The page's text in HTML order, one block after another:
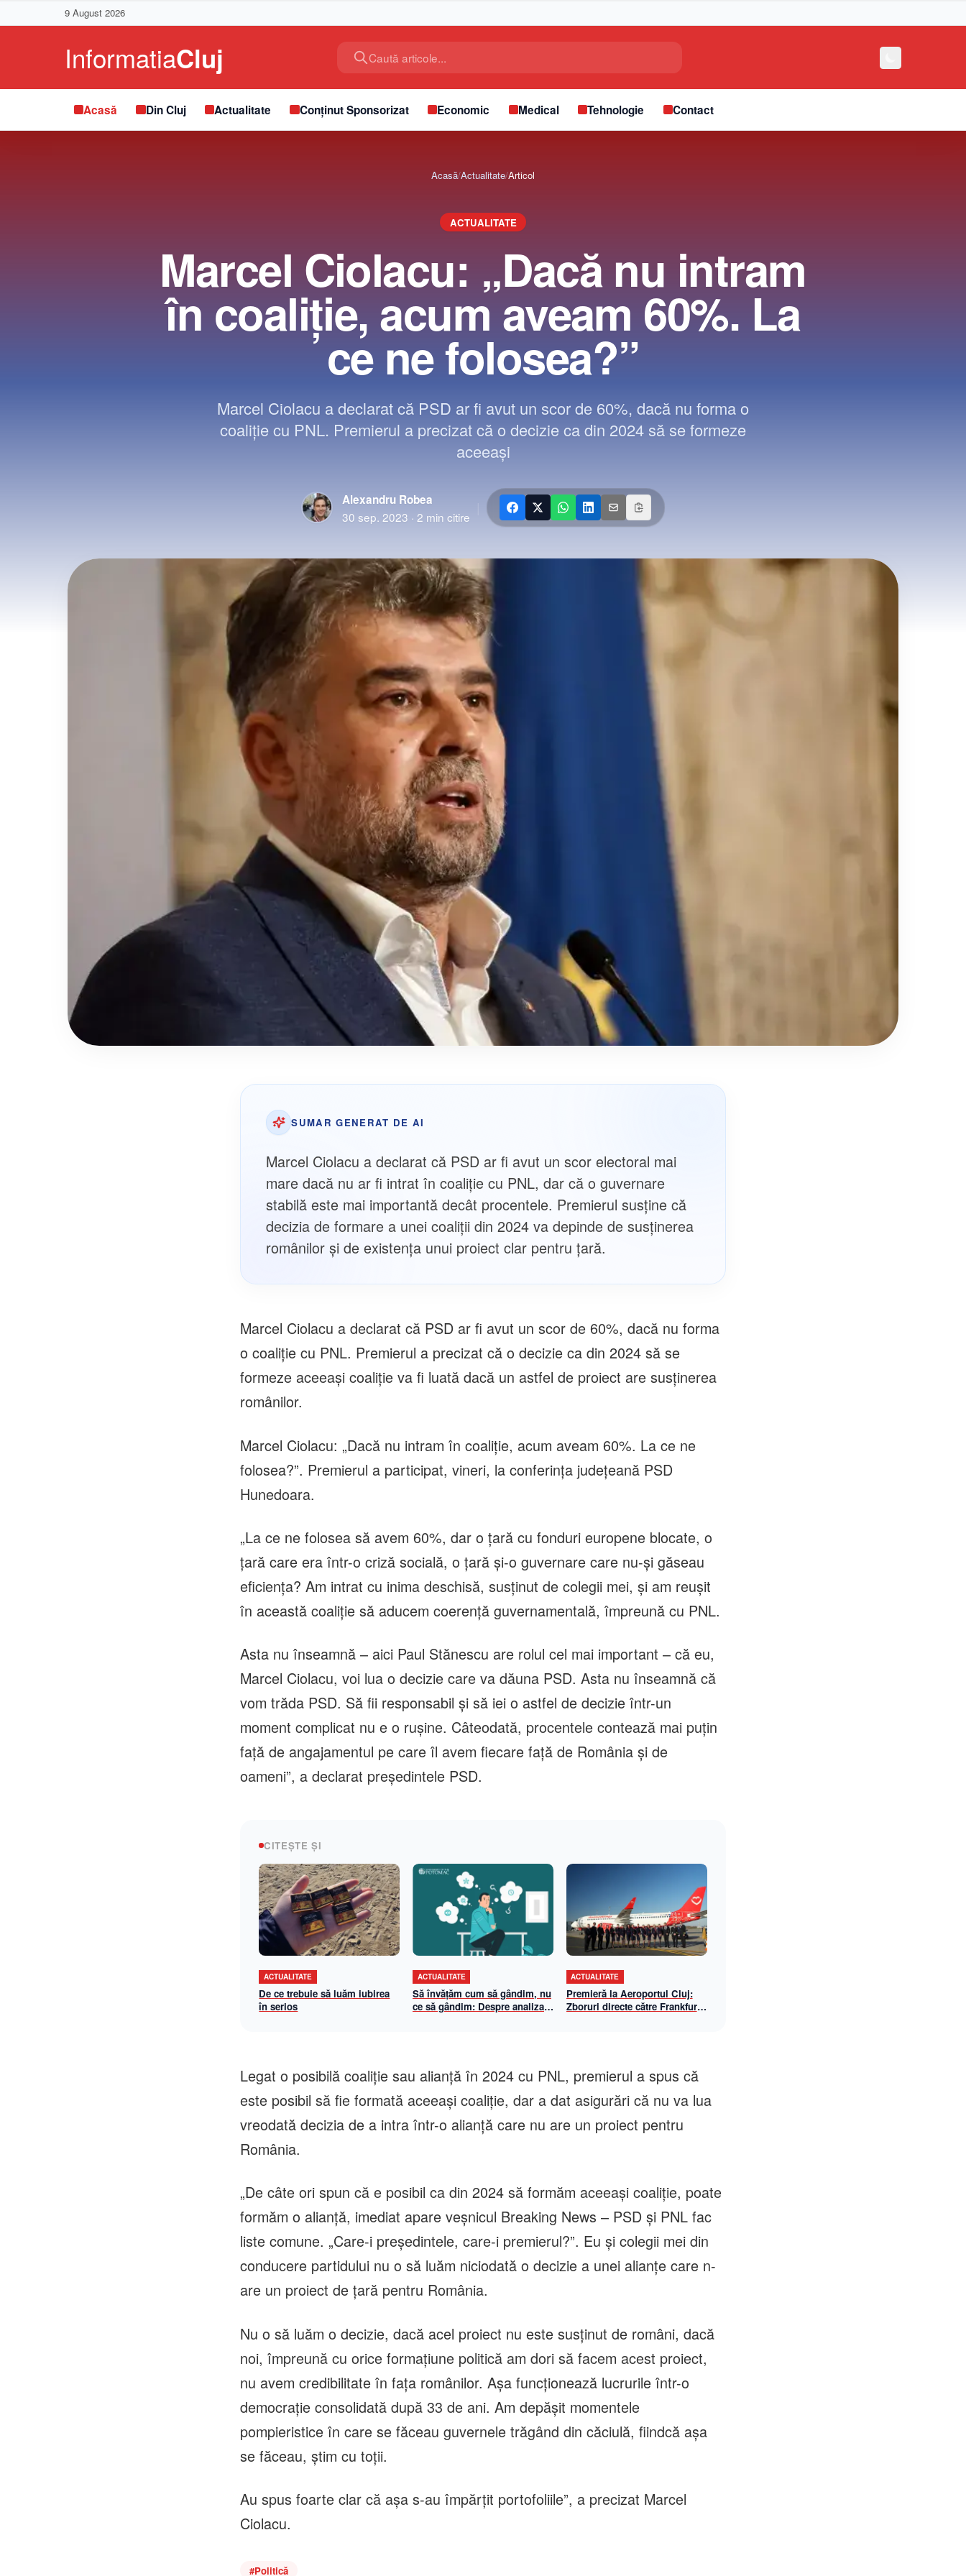
9 August 2026
Caută articole...
Acasă Din Cluj Actualitate Conținut Sponsorizat Economic Medical Tehnologie Contact
Acasă/Actualitate/Articol
ACTUALITATE
Marcel Ciolacu: „Dacă nu intram
în coaliţie, acum aveam 60%. La
ce ne folosea?”
Marcel Ciolacu a declarat că PSD ar fi avut un scor de 60%, dacă nu forma o
coaliție cu PNL. Premierul a precizat că o decizie ca din 2024 să se formeze
aceeași
Alexandru Robea
30 sep. 2023 ·2 min citire
SUMAR GENERAT DE AI
Marcel Ciolacu a declarat că PSD ar fi avut un scor electoral mai
mare dacă nu ar fi intrat în coaliție cu PNL, dar că o guvernare
stabilă este mai importantă decât procentele. Premierul susține că
decizia de formare a unei coaliții din 2024 va depinde de susținerea
românilor și de existența unui proiect clar pentru țară.
Marcel Ciolacu a declarat că PSD ar fi avut un scor de 60%, dacă nu forma
o coaliție cu PNL. Premierul a precizat că o decizie ca din 2024 să se
formeze aceeași coaliție va fi luată dacă un astfel de proiect are susținerea
românilor.
Marcel Ciolacu: „Dacă nu intram în coaliţie, acum aveam 60%. La ce ne
folosea?”. Premierul a participat, vineri, la conferința județeană PSD
Hunedoara.
„La ce ne folosea să avem 60%, dar o țară cu fonduri europene blocate, o
țară care era într-o criză socială, o țară și-o guvernare care nu-și găseau
eficiența? Am intrat cu inima deschisă, susținut de colegii mei, și am reușit
în această coaliție să aducem coerență guvernamentală, împreună cu PNL.
Asta nu înseamnă – aici Paul Stănescu are rolul cel mai important – că eu,
Marcel Ciolacu, voi lua o decizie care va dăuna PSD. Asta nu înseamnă că
vom trăda PSD. Să fii responsabil și să iei o astfel de decizie într-un
moment complicat nu e o rușine. Câteodată, procentele contează mai puțin
față de angajamentul pe care îl avem fiecare față de România și de
oameni”, a declarat preşedintele PSD.
CITEȘTE ȘI
ACTUALITATE
De ce trebuie să luăm iubirea
în serios
ACTUALITATE
Să învățăm cum să gândim, nu
ce să gândim: Despre analiza
ACTUALITATE
Premieră la Aeroportul Cluj:
Zboruri directe către Frankfurt
Legat o posibilă coaliție sau alianță în 2024 cu PNL, premierul a spus că
este posibil să fie formată aceeași coaliție, dar a dat asigurări că nu va lua
vreodată decizia de a intra într-o alianță care nu are un proiect pentru
România.
„De câte ori spun că e posibil ca din 2024 să formăm aceeași coaliție, poate
formăm o alianță, imediat apare veșnicul Breaking News – PSD și PNL fac
liste comune. „Care-i președintele, care-i premierul?”. Eu și colegii mei din
conducere partidului nu o să luăm niciodată o decizie a unei alianțe care n-
are un proiect de țară pentru România.
Nu o să luăm o decizie, dacă acel proiect nu este susținut de români, dacă
noi, împreună cu orice formațiune politică am dori să facem acest proiect,
nu avem credibilitate în fața românilor. Așa funcționează lucrurile într-o
democrație consolidată după 33 de ani. Am depășit momentele
pompieristice în care se făceau guvernele trăgând din căciulă, fiindcă așa
se făceau, știm cu toții.
Au spus foarte clar că așa s-au împărțit portofoliile”, a precizat Marcel
Ciolacu.
#Politică